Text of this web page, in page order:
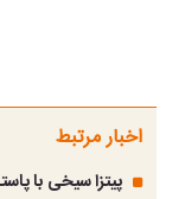
اخبار مرتبط
پیتزا سیخی با